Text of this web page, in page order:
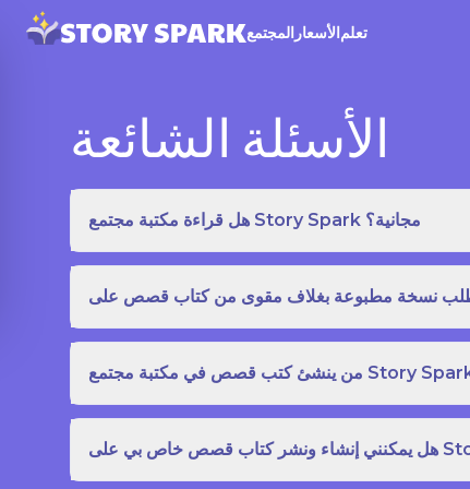
المجتمع الأسعارتعلم
الأسئلة الشائعة
هل قراءة مكتبة مجتمع Story Spark مجانية؟